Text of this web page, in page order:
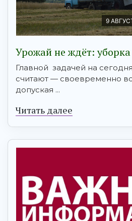
9
Урожай не ждёт:
Главной задачей на
считают — своевременно
допуская ...
Читать далее